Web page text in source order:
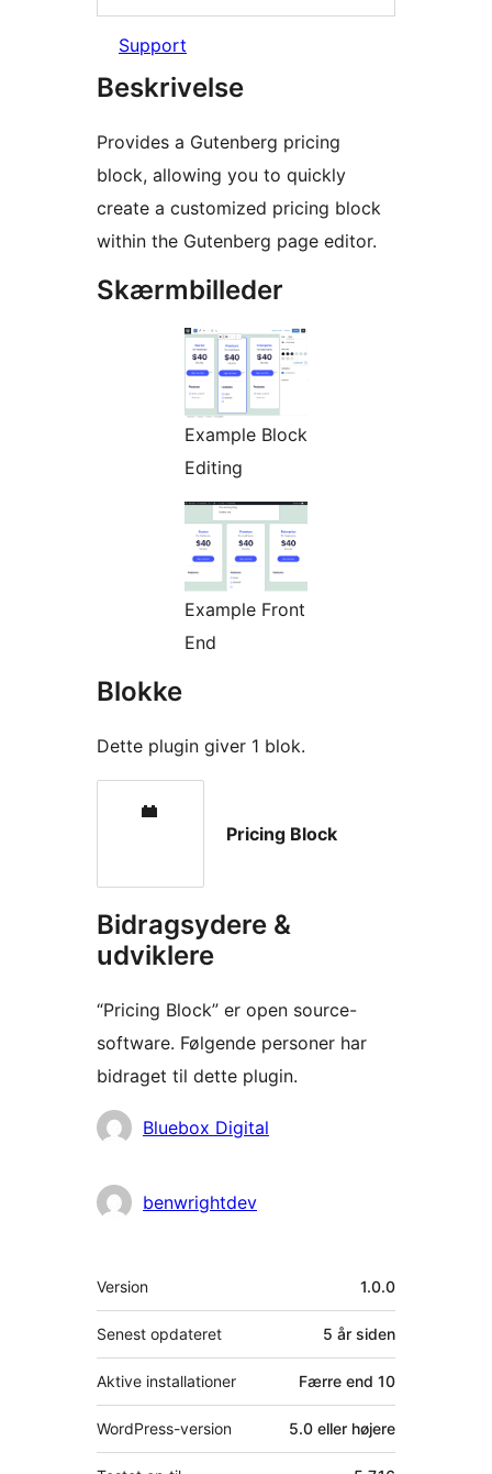
Support
Beskrivelse
Provides a Gutenberg pricing
block, allowing you to quickly
create a customized pricing block
within the Gutenberg page editor.
Skærmbilleder
Example Block
Editing
Example Front
End
Blokke
Dette plugin giver 1 blok.
Pricing Block
Bidragsydere &
udviklere
“Pricing Block” er open source-
software. Følgende personer har
bidraget til dette plugin.
Bidragsydere
Bluebox Digital
benwrightdev
Meta
Version 1.0.0
Senest opdateret 5 år siden
Aktive installationer Færre end 10
WordPress-version 5.0 eller højere